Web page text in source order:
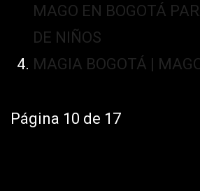
MAGO EN BOGOTÁ
DE NIÑOS
MAGIA BOGOTÁ |
Página 10 de 17